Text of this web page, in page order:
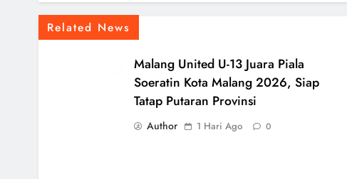
Related News
Malang United U-13 Juara Piala
Soeratin Kota Malang 2026, Siap
Tatap Putaran Provinsi
Author 1 Hari Ago 0